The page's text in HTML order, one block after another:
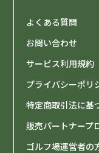
よくある質問
お問い合わせ
サービス利用規約
プライバシーポリ
特定商取引法に基
販売パートナープ
ゴルフ場運営者の